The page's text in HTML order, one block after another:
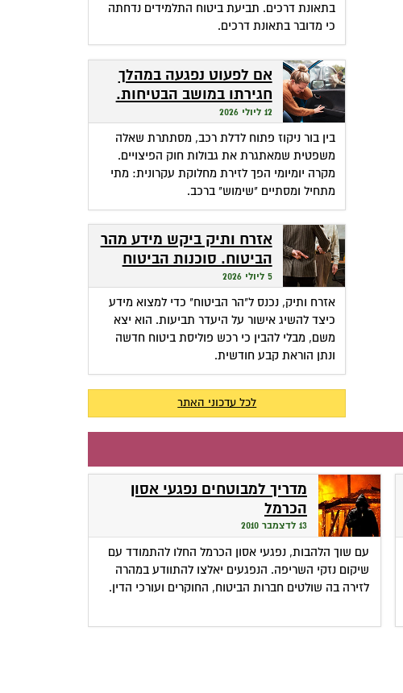
בתאונת דרכים. תביעת ביטוח התלמידים נדחתה
כי מדובר בתאונת דרכים.
אם לפעוט נפגעה במהלך
חגירתו במושב הבטיחות.
האם זכאית לפיצויים?
12 ליולי 2026
בין בור ניקוז פתוח לדלת רכב, מסתתרת שאלה
משפטית שמאתגרת את גבולות חוק הפיצויים.
מקרה יומיומי הפך לזירת מחלוקת עקרונית: מתי
מתחיל ומסתיים "שימוש" ברכב.
אזרח ותיק ביקש מידע מהר
הביטוח. סוכנות הביטוח
גבתה מחשבונו פרמיות
5 ליולי 2026
אזרח ותיק, נכנס ל"הר הביטוח" כדי למצוא מידע
כיצד להשיג אישור על היעדר תביעות. הוא יצא
משם, מבלי להבין כי רכש פוליסת ביטוח חדשה
ונתן הוראת קבע חודשית.
לכל עדכוני האתר
מדריך למבוטחים נפגעי אסון
הכרמל
13 לדצמבר 2010
עם שוך הלהבות, נפגעי אסון הכרמל החלו להתמודד עם
שיקום נזקי השריפה. הנפגעים יאלצו להתוודע במהרה
לזירה בה שולטים חברות הביטוח, החוקרים ועורכי הדין.